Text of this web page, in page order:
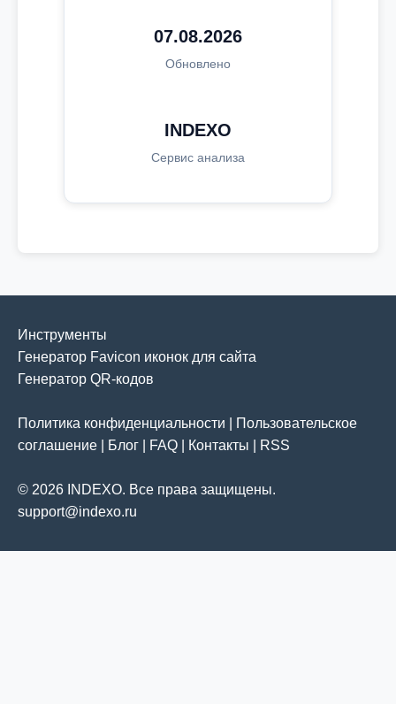
07.08.2026
Обновлено
INDEXO
Сервис анализа
Инструменты
Генератор Favicon иконок для сайта
Генератор QR-кодов
Политика конфиденциальности
Пользовательское
соглашение
Блог FAQ Контакты RSS
© 2026 INDEXO. Все права защищены.
support@indexo.ru